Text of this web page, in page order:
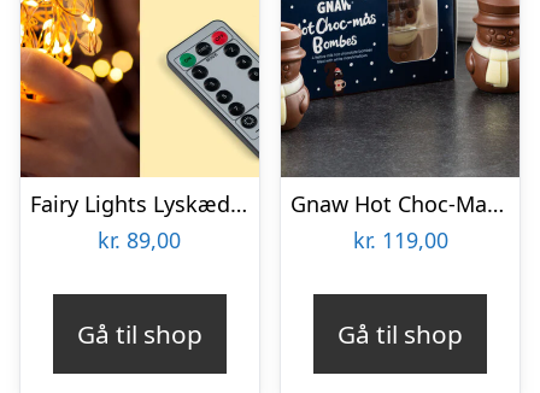
Fairy Lights Lyskæde – Spralla
kr. 89,00
Gå til shop
Gnaw Hot Choc-Mas chokoladebomber til varm chokolade
kr. 119,00
Gå til shop